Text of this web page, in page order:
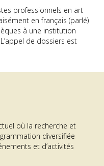
professionnels en art
en français (parlé)
à une institution
de dossiers est
où la recherche et
diversifiée
et d’activités